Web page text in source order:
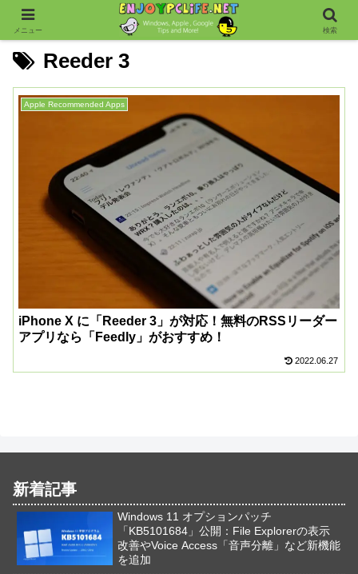
Reeder 3
Apple Recommended Apps
iPhone X に「Reeder 3」が対応！無料のRSSリーダー
アプリなら「Feedly」がおすすめ！
2022.06.27
新着記事
Windows 11 オプションパッチ
「KB5101684」公開：File Explorerの表示
改善やVoice Access「音声分離」など新機能
を追加
メニュー 検索